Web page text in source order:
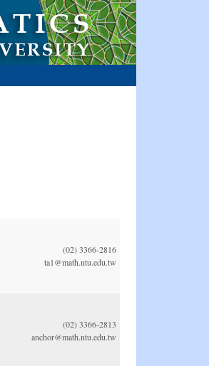
(02) 3366-2816
ta1@math.ntu.edu.tw
(02) 3366-2813
anchor@math.ntu.edu.tw